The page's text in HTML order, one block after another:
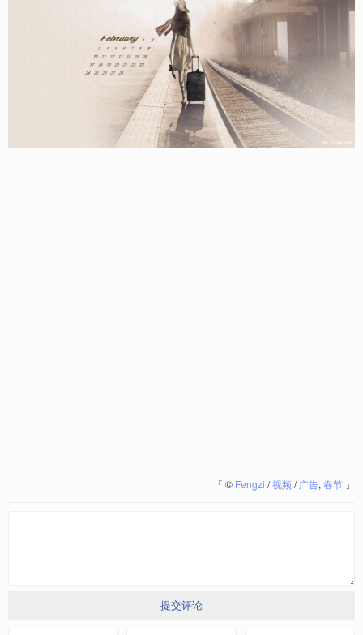
「 © Fengzi /视频/广告, 春节 」
提交评论